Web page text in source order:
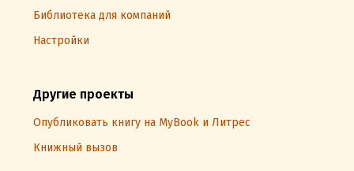
Библиотека для компаний
Настройки
Другие проекты
Опубликовать книгу на MyBook и Литрес
Книжный вызов